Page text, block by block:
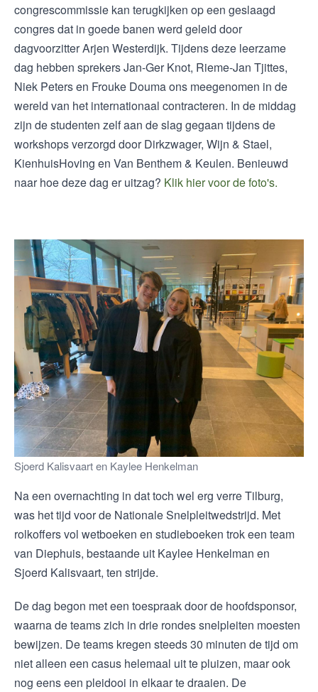
congrescommissie kan terugkijken op een geslaagd
congres dat in goede banen werd geleid door
dagvoorzitter Arjen Westerdijk. Tijdens deze leerzame
dag hebben sprekers Jan-Ger Knot, Rieme-Jan Tjittes,
Niek Peters en Frouke Douma ons meegenomen in de
wereld van het internationaal contracteren. In de middag
zijn de studenten zelf aan de slag gegaan tijdens de
workshops verzorgd door Dirkzwager, Wijn & Stael,
KienhuisHoving en Van Benthem & Keulen. Benieuwd
naar hoe deze dag er uitzag? Klik hier voor de foto's.
Sjoerd Kalisvaart en Kaylee Henkelman
Na een overnachting in dat toch wel erg verre Tilburg,
was het tijd voor de Nationale Snelpleitwedstrijd. Met
rolkoffers vol wetboeken en studieboeken trok een team
van Diephuis, bestaande uit Kaylee Henkelman en
Sjoerd Kalisvaart, ten strijde.
De dag begon met een toespraak door de hoofdsponsor,
waarna de teams zich in drie rondes snelpleiten moesten
bewijzen. De teams kregen steeds 30 minuten de tijd om
niet alleen een casus helemaal uit te pluizen, maar ook
nog eens een pleidooi in elkaar te draaien. De